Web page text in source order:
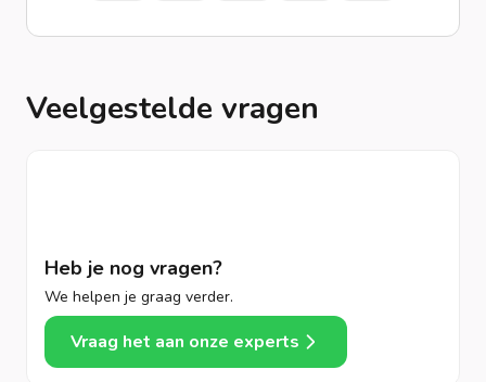
Veelgestelde vragen
Heb je nog vragen?
We helpen je graag verder.
Vraag het aan onze experts